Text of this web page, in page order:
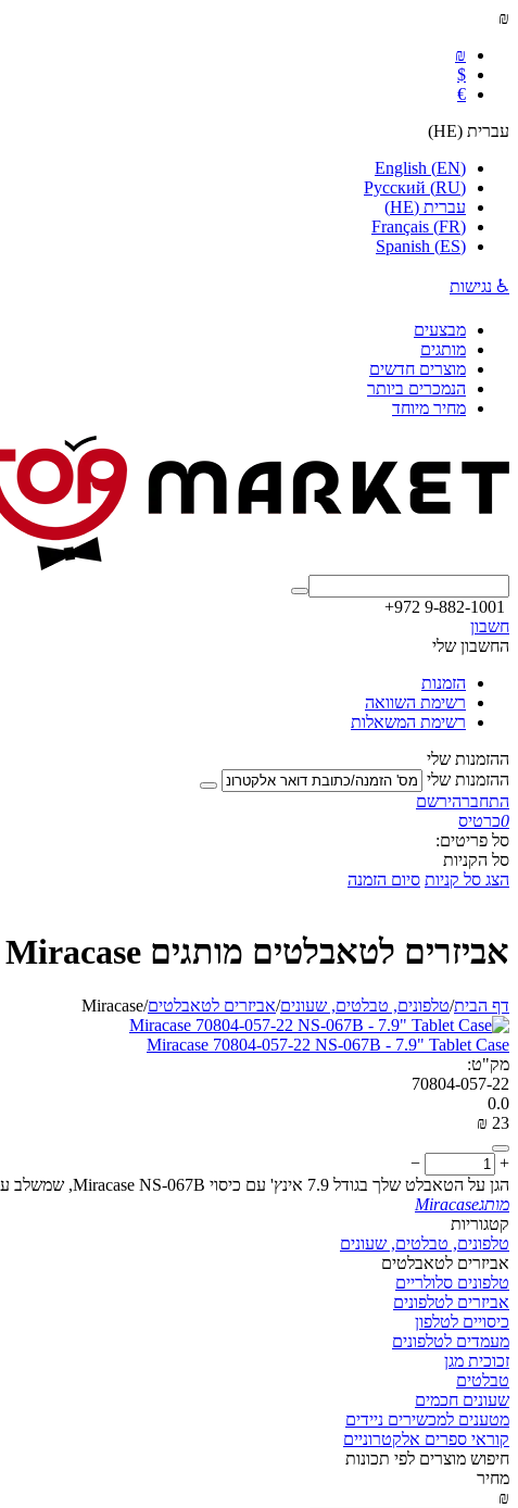
₪
₪
$
€
עברית (
HE
)
English (EN)
Русский (RU)
עברית (
HE
)
Français (FR)
Spanish (ES)
♿ נגישות
מבצעים
מותגים
מוצרים חדשים
הנמכרים ביותר
מחיר מיוחד
+972 9-882-1001
חשבון
החשבון שלי
הזמנות
רשימת השוואה
רשימת המשאלות
ההזמנות שלי
ההזמנות שלי
התחברהירשם
0כרטיס
סל פריטים:
סל הקניות
הצג סל קניות סיום הזמנה
אביזרים לטאבלטים מותגים Miracase
דף הבית/טלפונים, טבלטים, שעונים/אביזרים לטאבלטים/
Miracase
Miracase 70804-057-22 NS-067B - 7.9" Tablet Case
מק"ט:
70804-057-22
0.0
₪ ‍23‍
+
−
הגן על הטאבלט שלך בגודל 7.9 אינץ' עם כיסוי Miracase NS-067B, שמשלב עמידות עם סגנון אלגנטי לנוחות מקסימלית בדרכים
מותגMiracase
קטגוריות
טלפונים, טבלטים, שעונים
אביזרים לטאבלטים
טלפונים סלולריים
אביזרים לטלפונים
כיסויים לטלפון
מעמדים לטלפונים
זכוכית מגן
טבלטים
שעונים חכמים
מטענים למכשירים ניידים
קוראי ספרים אלקטרוניים
חיפוש מוצרים לפי תכונות
מחיר
₪